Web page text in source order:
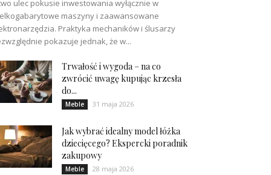
ulec pokusie inwestowania wyłącznie w
maszyny i zaawansowane
Praktyka mechaników i ślusarzy
pokazuje jednak, że w...
Trwałość i wygoda – na co
zwrócić uwagę kupując krzesła
do...
Meble 31 maja 2026
Jak wybrać idealny model łóżka
dziecięcego? Ekspercki poradnik
zakupowy
Meble 28 maja 2026